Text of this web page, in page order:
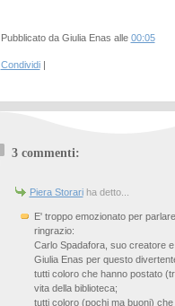
Pubblicato da Giulia Enas alle 00:05
Condividi |
3 commenti:
Piera Storariha detto...
E' troppo emozionato per
ringrazio:
Carlo Spadafora, suo creatore
Giulia Enas per questo
tutti coloro che hanno postato
vita della biblioteca;
tutti coloro (pochi ma buoni)